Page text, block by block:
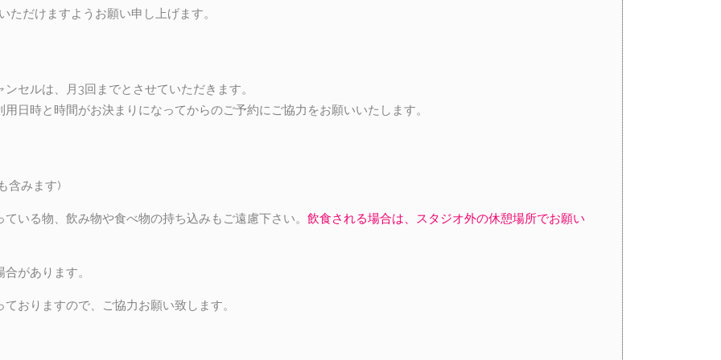
ただけますようお願い申し上げます。
セルは、月3回までとさせていただきます。
日時と時間がお決まりになってからのご予約にご協力をお願いいたします。
含みます)
いる物、飲み物や食べ物の持ち込みもご遠慮下さい。 飲食される場合は、スタジオ外の休憩場所でお願い
があります。
おりますので、ご協力お願い致します。